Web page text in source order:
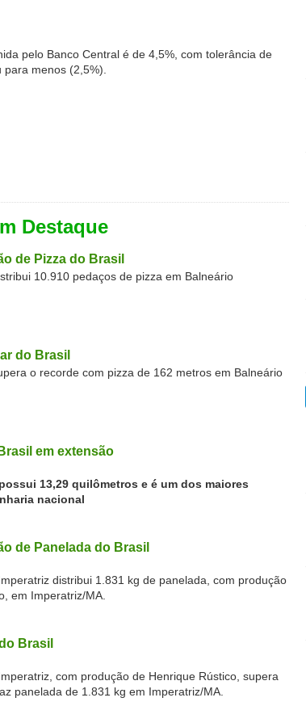
pelo Banco Central é de 4,5%, com tolerância de
menos (2,5%).
Destaque
de Pizza do Brasil
10.910 pedaços de pizza em Balneário
do Brasil
o recorde com pizza de 162 metros em Balneário
em extensão
13,29 quilômetros e é um dos maiores
nacional
de Panelada do Brasil
distribui 1.831 kg de panelada, com produção
em Imperatriz/MA.
Brasil
com produção de Henrique Rústico, supera
panelada de 1.831 kg em Imperatriz/MA.